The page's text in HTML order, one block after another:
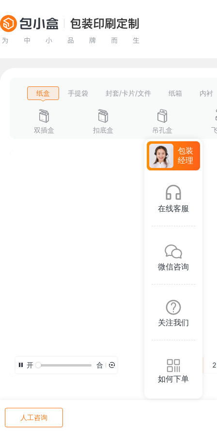
纸盒 手提袋 封套/卡片/文件 纸箱 内衬
双插盒 扣底盒 吊孔盒
开 合
人工咨询
包装
经理
在线客服
微信咨询
关注我们
如何下单